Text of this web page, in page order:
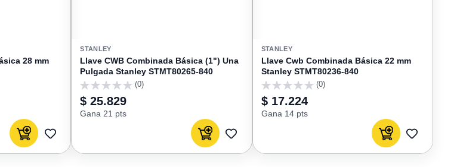
28 mm
Agregar al carrito
AGREGAR
STANLEY
Llave CWB Combinada Básica (1") Una
Pulgada Stanley STMT80265-840
0
(0)
$ 25.829
Gana 21 pts
Agregar al carrito
AGREGAR
STANLEY
Llave Cwb Combinada Básica 22 mm
Stanley STMT80236-840
0
(0)
$ 17.224
Gana 14 pts
Agregar al carrito
AGREGAR